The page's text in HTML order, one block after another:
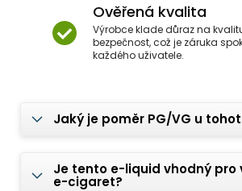
Ověřená kvalita
Výrobce klade důraz na
bezpečnost, což je záruka
každého uživatele.
Jaký je poměr PG/VG u
Je tento e-liquid vhodný pro
e-cigaret?